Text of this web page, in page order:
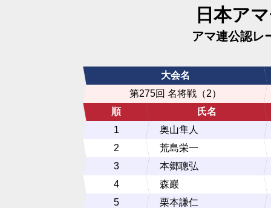
日本ア
アマ連公認レ
大会名
第275回 名将戦（2）
順
氏名
1
奥山隼人
2
荒島栄一
3
本郷聰弘
4
森巖
5
栗本謙仁